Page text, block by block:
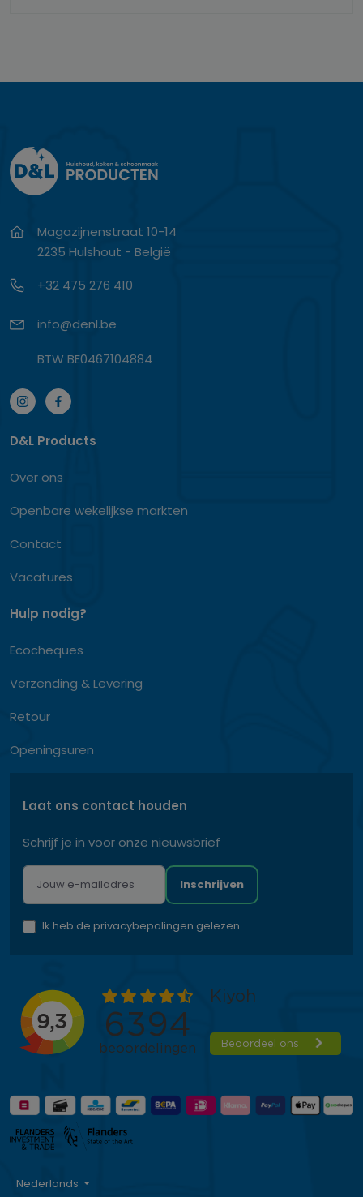
Magazijnenstraat 10-14
2235 Hulshout - België
+32 475 276 410
info@denl.be
BTW BE0467104884
D&L Products
Over ons
Openbare wekelijkse markten
Contact
Vacatures
Hulp nodig?
Ecocheques
Verzending & Levering
Retour
Openingsuren
Laat ons contact houden
Schrijf je in voor onze nieuwsbrief
Inschrijven
Ik heb de privacybepalingen gelezen
Nederlands